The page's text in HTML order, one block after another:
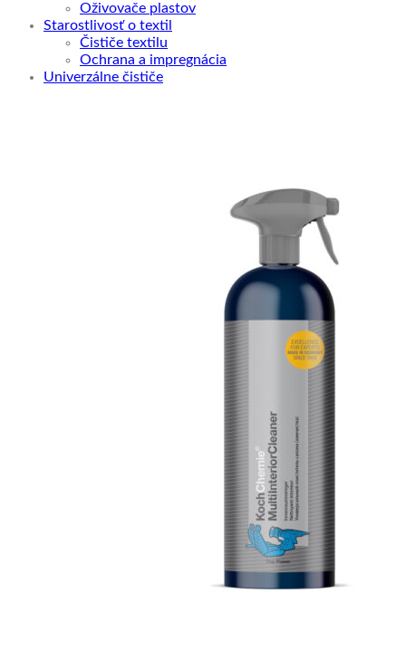
Oživovače plastov
Starostlivosť o textil
Čističe textilu
Ochrana a impregnácia
Univerzálne čističe